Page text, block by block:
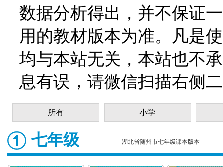
数据分析得出，并不保证
用的教材版本为准。凡是
均与本站无关，本站也不
息有误，请微信扫描右侧
所有 小学
七年级 湖北省随州市七年级课本版本